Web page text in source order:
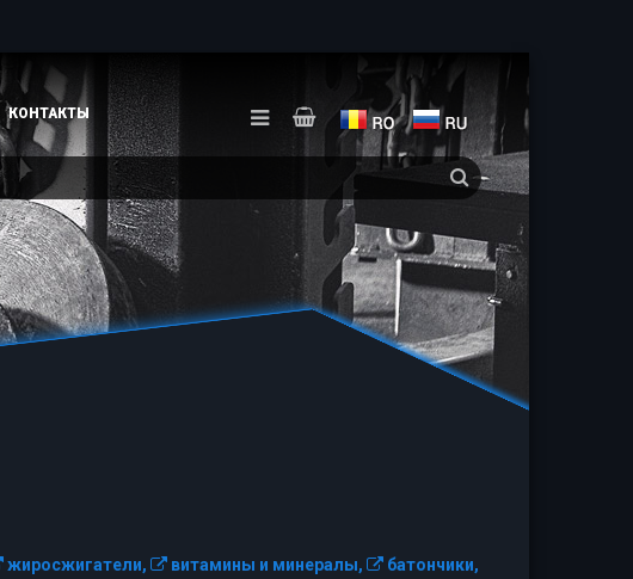
КОНТАКТЫ
жиросжигатели, витамины и минералы,
батончики,